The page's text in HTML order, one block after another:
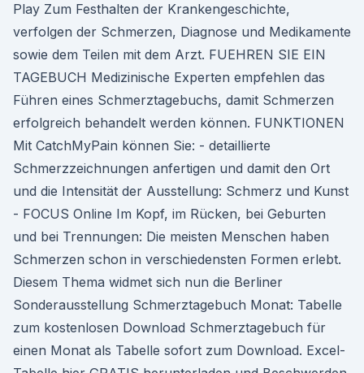
Play Zum Festhalten der Krankengeschichte,
verfolgen der Schmerzen, Diagnose und Medikamente
sowie dem Teilen mit dem Arzt. FUEHREN SIE EIN
TAGEBUCH Medizinische Experten empfehlen das
Führen eines Schmerztagebuchs, damit Schmerzen
erfolgreich behandelt werden können. FUNKTIONEN
Mit CatchMyPain können Sie: - detaillierte
Schmerzzeichnungen anfertigen und damit den Ort
und die Intensität der Ausstellung: Schmerz und Kunst
- FOCUS Online Im Kopf, im Rücken, bei Geburten
und bei Trennungen: Die meisten Menschen haben
Schmerzen schon in verschiedensten Formen erlebt.
Diesem Thema widmet sich nun die Berliner
Sonderausstellung Schmerztagebuch Monat: Tabelle
zum kostenlosen Download Schmerztagebuch für
einen Monat als Tabelle sofort zum Download. Excel-